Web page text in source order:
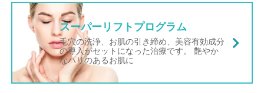
スーパーリフトプログラム
毛穴の洗浄、お肌の引き締め、美容有効成分
の導入がセットになった治療です。 艶やか
なハリのあるお肌に